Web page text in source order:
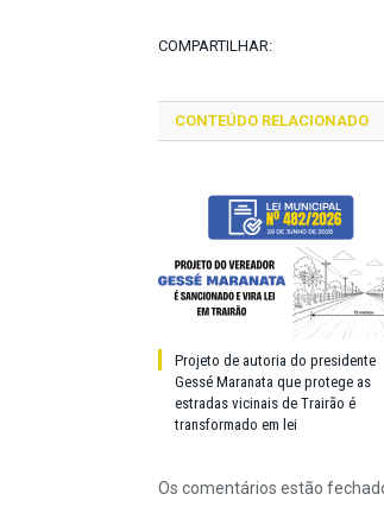
COMPARTILHAR:
CONTEÚDO RELACIONADO
Projeto de autoria do presidente
Gessé Maranata que protege as
estradas vicinais de Trairão é
transformado em lei
Os comentários estão